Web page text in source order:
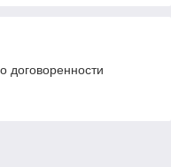
договоренности